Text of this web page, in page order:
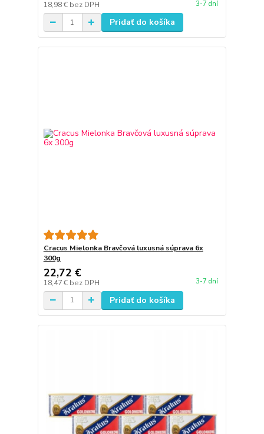
18,98 € bez DPH 3-7 dní
Pridať do košíka
Cracus Mielonka Bravčová luxusná súprava 6x
300g
22,72 €
18,47 € bez DPH 3-7 dní
Pridať do košíka